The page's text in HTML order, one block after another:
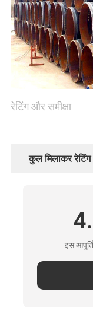
रेटिंग और समीक्षा
कुल मिलाकर रेटिंग
इस